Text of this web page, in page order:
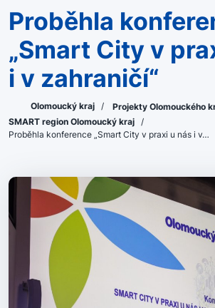
Proběhla konference
„Smart City v
i v zahraničí“
Olomoucký kraj / Projekty Olomouckého
SMART region Olomoucký kraj /
Proběhla konference „Smart City v praxi u nás i v…